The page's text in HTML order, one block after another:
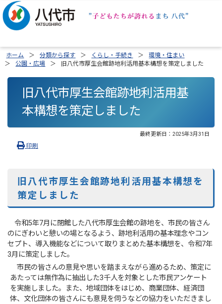
ホーム 分類から探す くらし・手続き
環境・住まい
公園・広場
旧八代市厚生会館跡地利活用基本構想を策定しました
旧八代市厚生会館跡地利活用基
本構想を策定しました
最終更新日： 2025年3月31日
印刷
旧八代市厚生会館跡地利活用基本構想を
策定しました
令和5年7月に閉館した八代市厚生会館の跡地を、市民の皆さん
のにぎわいと憩いの場となるよう、跡地利活用の基本理念やコン
セプト、導入機能などについて取りまとめた基本構想を、令和7年
3月に策定しました。
市民の皆さんの意見や思いを踏まえながら進めるため、策定に
あたっては無作為に抽出した3千人を対象とした市民アンケート
を実施しました。また、地域団体をはじめ、商業団体、経済団
体、文化団体の皆さんにも意見を伺うなどの協力をいただきまし